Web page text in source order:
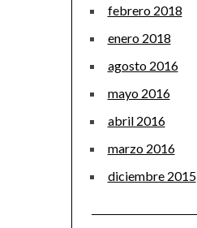
febrero 2018
enero 2018
agosto 2016
mayo 2016
abril 2016
marzo 2016
diciembre 2015